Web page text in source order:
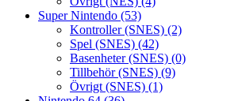
Super Nintendo (53)
Kontroller (SNES) (2)
Spel (SNES) (42)
Basenheter (SNES) (0)
Tillbehör (SNES) (9)
Övrigt (SNES) (1)